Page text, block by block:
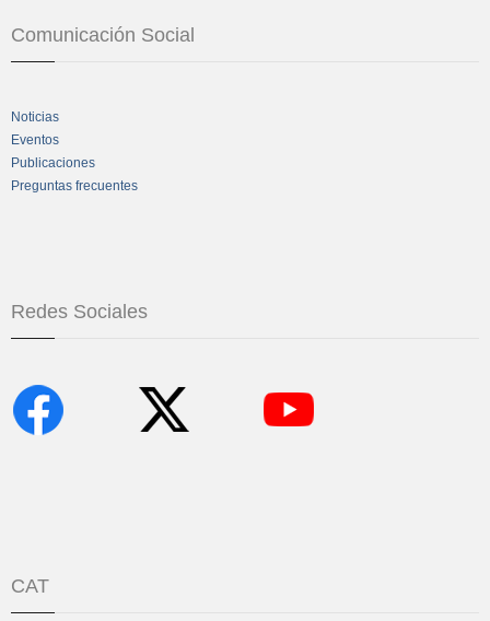
Comunicación Social
Noticias
Eventos
Publicaciones
Preguntas frecuentes
Redes Sociales
CAT